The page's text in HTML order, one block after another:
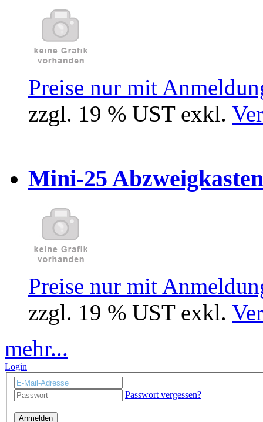
Preise nur mit
zzgl. 19 % UST exkl.
Mini-25
Preise nur mit
zzgl. 19 % UST exkl.
mehr...
Login
Passwort vergessen?
Anmelden